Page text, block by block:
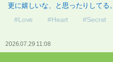
更に嬉しいな、と思ったりしてる。
#Love
#Heart #Secret
2026.07.29 11:08